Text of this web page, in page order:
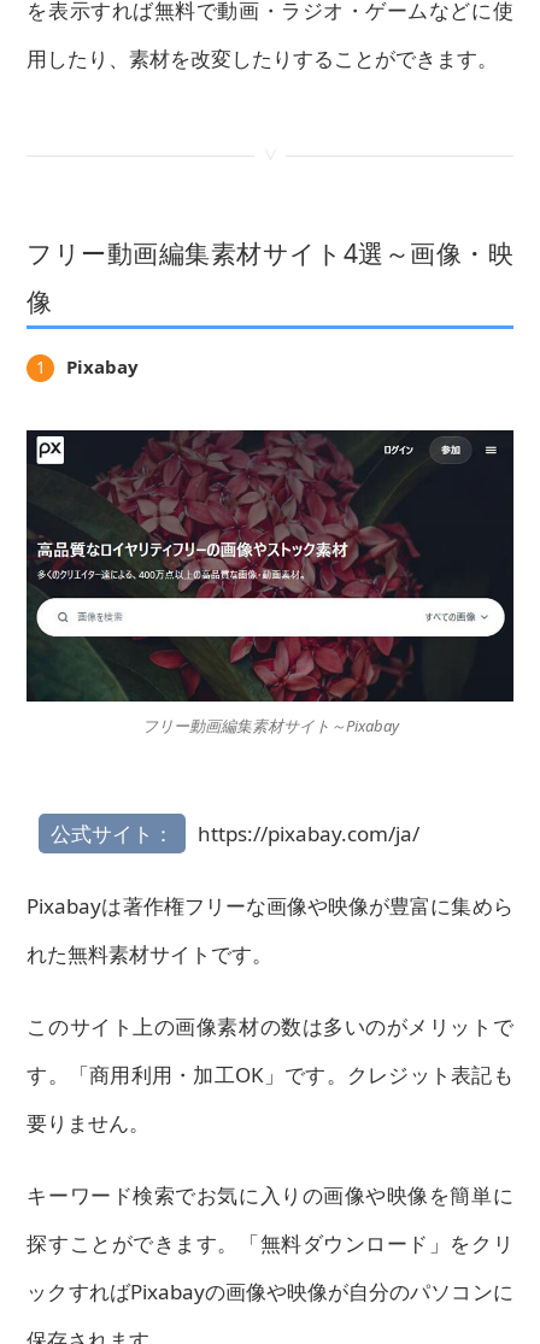
を表示すれば無料で動画・ラジオ・ゲームなどに使
用したり、素材を改変したりすることができます。
フリー動画編集素材サイト4選～画像・映
像
1 Pixabay
フリー動画編集素材サイト～Pixabay
公式サイト： https://pixabay.com/ja/
Pixabayは著作権フリーな画像や映像が豊富に集めら
れた無料素材サイトです。
このサイト上の画像素材の数は多いのがメリットで
す。「商用利用・加工OK」です。クレジット表記も
要りません。
キーワード検索でお気に入りの画像や映像を簡単に
探すことができます。「無料ダウンロード」をクリ
ックすればPixabayの画像や映像が自分のパソコンに